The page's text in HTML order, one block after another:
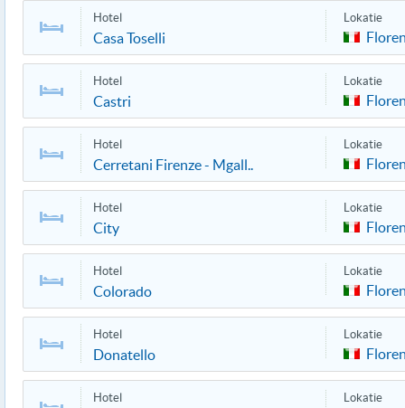
Hotel
Casa Toselli
Lokatie
Hotel
Castri
Lokatie
Hotel
Cerretani Firenze - Mgall..
Lokatie
Hotel
City
Lokatie
Hotel
Colorado
Lokatie
Hotel
Donatello
Lokatie
Hotel Lokatie